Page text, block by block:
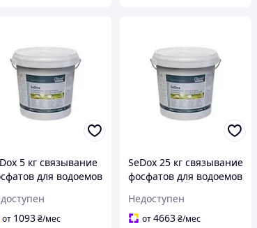
5 кг связывание
для водоемов
от 1093₴/мес
SeDox 25 кг связывание
фосфатов для водоемов
Недоступен
от4663₴/мес